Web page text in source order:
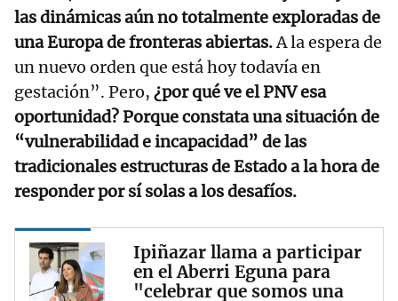
las dinámicas aún no totalmente exploradas de
una Europa de fronteras abiertas.A la espera de
un nuevo orden que está hoy todavía en
gestación”. Pero, ¿por qué ve el PNV esa
oportunidad? Porque constata una situación de
“vulnerabilidad e incapacidad” de las
tradicionales estructuras de Estado a la hora de
responder por sí solas a los desafíos.
Ipiñazar llama a participar
en el Aberri Eguna para
"celebrar que somos una